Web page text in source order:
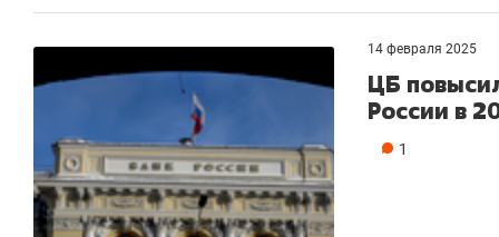
14 февраля 2025
ЦБ
России в
1